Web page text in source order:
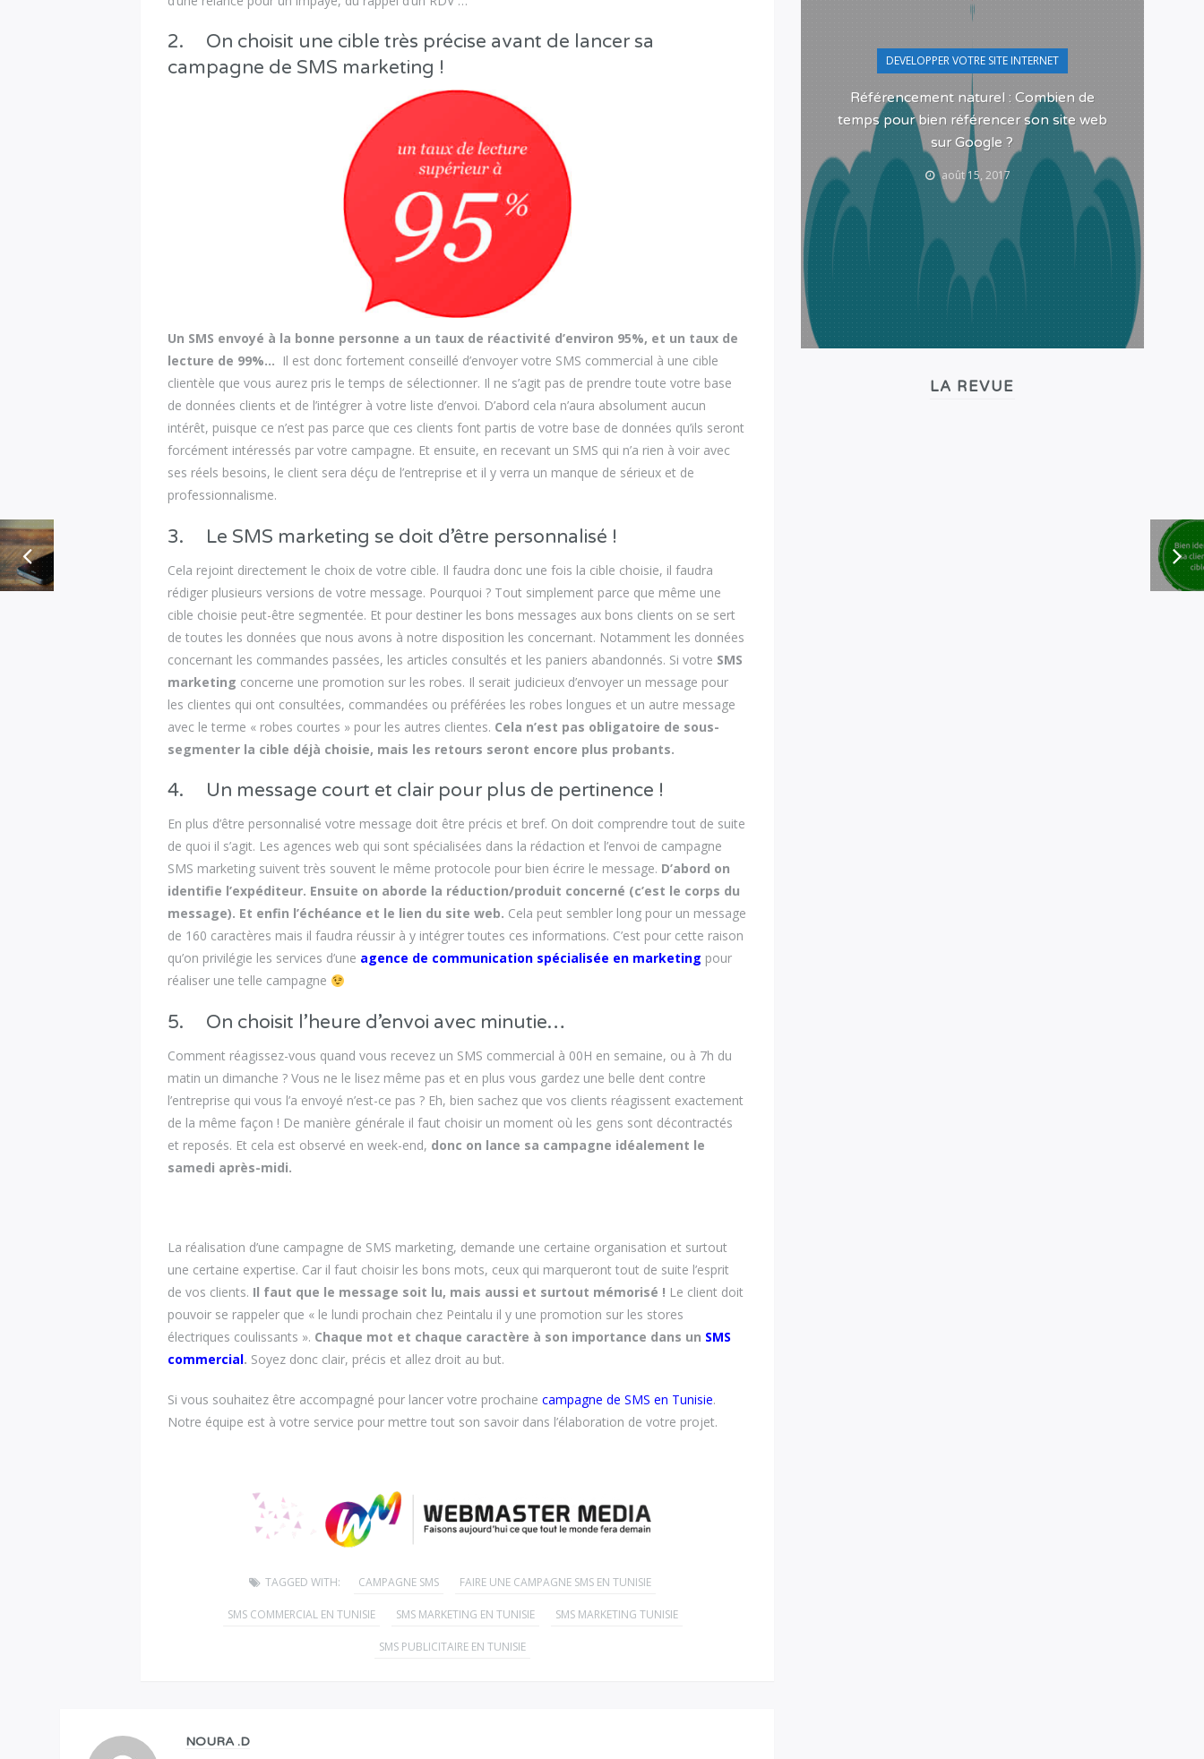
2. On choisit une cible très précise avant de lancer sa
campagne de SMS marketing !
Un SMS envoyé à la bonne personne a un taux de réactivité d’environ 95%, et un taux de
lecture de 99%… Il est donc fortement conseillé d’envoyer votre SMS commercial à une cible
clientèle que vous aurez pris le temps de sélectionner. Il ne s’agit pas de prendre toute votre base
de données clients et de l’intégrer à votre liste d’envoi. D’abord cela n’aura absolument aucun
intérêt, puisque ce n’est pas parce que ces clients font partis de votre base de données qu’ils seront
forcément intéressés par votre campagne. Et ensuite, en recevant un SMS qui n’a rien à voir avec
ses réels besoins, le client sera déçu de l’entreprise et il y verra un manque de sérieux et de
professionnalisme.
3. Le SMS marketing se doit d’être personnalisé !
Cela rejoint directement le choix de votre cible. Il faudra donc une fois la cible choisie, il faudra
rédiger plusieurs versions de votre message. Pourquoi ? Tout simplement parce que même une
cible choisie peut-être segmentée. Et pour destiner les bons messages aux bons clients on se sert
de toutes les données que nous avons à notre disposition les concernant. Notamment les données
concernant les commandes passées, les articles consultés et les paniers abandonnés. Si votre SMS
marketing concerne une promotion sur les robes. Il serait judicieux d’envoyer un message pour
les clientes qui ont consultées, commandées ou préférées les robes longues et un autre message
avec le terme « robes courtes » pour les autres clientes. Cela n’est pas obligatoire de sous-
segmenter la cible déjà choisie, mais les retours seront encore plus probants.
4. Un message court et clair pour plus de pertinence !
En plus d’être personnalisé votre message doit être précis et bref. On doit comprendre tout de suite
de quoi il s’agit. Les agences web qui sont spécialisées dans la rédaction et l’envoi de campagne
SMS marketing suivent très souvent le même protocole pour bien écrire le message. D’abord on
identifie l’expéditeur. Ensuite on aborde la réduction/produit concerné (c’est le corps du
message). Et enfin l’échéance et le lien du site web. Cela peut sembler long pour un message
de 160 caractères mais il faudra réussir à y intégrer toutes ces informations. C’est pour cette raison
qu’on privilégie les services d’une agence de communication spécialisée en marketing pour
réaliser une telle campagne
5. On choisit l’heure d’envoi avec minutie…
Comment réagissez-vous quand vous recevez un SMS commercial à 00H en semaine, ou à 7h du
matin un dimanche ? Vous ne le lisez même pas et en plus vous gardez une belle dent contre
l’entreprise qui vous l’a envoyé n’est-ce pas ? Eh, bien sachez que vos clients réagissent exactement
de la même façon ! De manière générale il faut choisir un moment où les gens sont décontractés
et reposés. Et cela est observé en week-end, donc on lance sa campagne idéalement le
samedi après-midi.
La réalisation d’une campagne de SMS marketing, demande une certaine organisation et surtout
une certaine expertise. Car il faut choisir les bons mots, ceux qui marqueront tout de suite l’esprit
de vos clients. Il faut que le message soit lu, mais aussi et surtout mémorisé ! Le client doit
pouvoir se rappeler que « le lundi prochain chez Peintalu il y une promotion sur les stores
électriques coulissants ». Chaque mot et chaque caractère à son importance dans un SMS
commercial. Soyez donc clair, précis et allez droit au but.
Si vous souhaitez être accompagné pour lancer votre prochainecampagne de SMS en Tunisie.
Notre équipe est à votre service pour mettre tout son savoir dans l’élaboration de votre projet.
TAGGED WITH: CAMPAGNE SMS FAIRE UNE CAMPAGNE SMS EN TUNISIE
SMS COMMERCIAL EN TUNISIE SMS MARKETING EN TUNISIE SMS MARKETING TUNISIE
SMS PUBLICITAIRE EN TUNISIE
NOURA .D
DEVELOPPER VOTRE SITE INTERNET
Référencement naturel : Combien de
temps pour bien référencer son site web
sur Google ?
août 15, 2017
LA REVUE